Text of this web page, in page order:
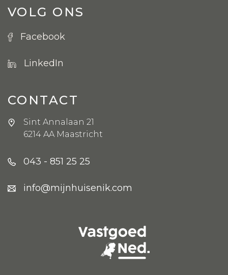
VOLG ONS
Facebook
LinkedIn
CONTACT
Sint Annalaan 21
6214 AA Maastricht
043 - 851 25 25
info@mijnhuisenik.com